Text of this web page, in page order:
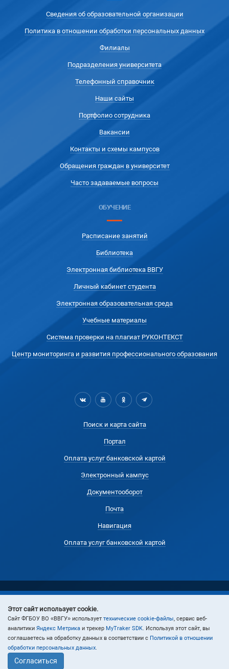
Сведения об образовательной организации
Политика в отношении обработки персональных данных
Филиалы
Подразделения университета
Телефонный справочник
Наши сайты
Портфолио сотрудника
Вакансии
Контакты и схемы кампусов
Обращения граждан в университет
Часто задаваемые вопросы
ОБУЧЕНИЕ
Расписание занятий
Библиотека
Электронная библиотека ВВГУ
Личный кабинет студента
Электронная образовательная среда
Учебные материалы
Система проверки на плагиат РУКОНТЕКСТ
Центр мониторинга и развития профессионального образования
Поиск и карта сайта
Портал
Оплата услуг банковской картой
Электронный кампус
Документооборот
Почта
Навигация
Оплата услуг банковской картой
© 2024 Владивостокский государственный университет
Этот сайт использует cookie.
Cайт ФГБОУ ВО «ВВГУ» использует технические cookie-файлы, сервис веб-
аналитики Яндекс Метрика и трекер MyTraker SDK. Используя этот сайт, вы
соглашаетесь на обработку данных в соответствии с Политикой в отношении
обработки персональных данных.
Согласиться